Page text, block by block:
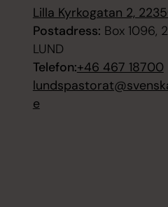
Lilla Kyrkogatan 2,
Postadress: Box 1096,
LUND
Telefon:+46 467 18700
e